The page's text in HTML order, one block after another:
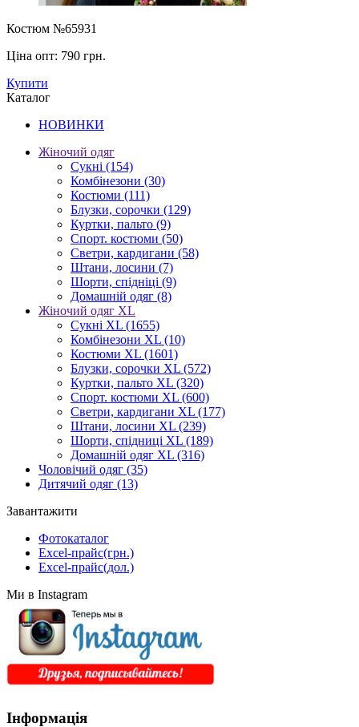
Костюм №65931
Ціна опт: 790 грн.
Купити
Каталог
НОВИНКИ
Жіночий одяг
Сукні (154)
Комбінезони (30)
Костюми (111)
Блузки, сорочки (129)
Куртки, пальто (9)
Спорт. костюми (50)
Светри, кардигани (58)
Штани, лосини (7)
Шорти, спідніці (9)
Домашній одяг (8)
Жіночий одяг XL
Cукні XL (1655)
Комбінезони XL (10)
Костюми XL (1601)
Блузки, сорочки XL (572)
Куртки, пальто XL (320)
Спорт. костюми XL (600)
Светри, кардигани XL (177)
Штани, лосини XL (239)
Шорти, спідниці XL (189)
Домашній одяг XL (316)
Чоловічий одяг (35)
Дитячий одяг (13)
Завантажити
Фотокаталог
Excel-прайс(грн.)
Excel-прайс(дол.)
Ми в Instagram
Інформація